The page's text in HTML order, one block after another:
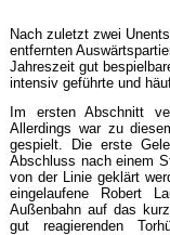
Nach zuletzt zwei
entfernten
Jahreszeit gut
intensiv geführte und
Im ersten Abschnitt
Allerdings war zu
gespielt. Die erste
Abschluss nach einem
von der Linie geklärt
eingelaufene Robert
Außenbahn auf das
gut reagierenden